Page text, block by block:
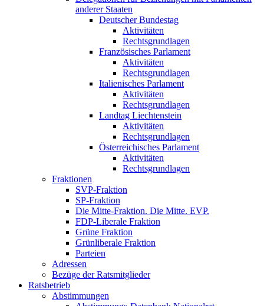
anderer Staaten
Deutscher Bundestag
Aktivitäten
Rechtsgrundlagen
Französisches Parlament
Aktivitäten
Rechtsgrundlagen
Italienisches Parlament
Aktivitäten
Rechtsgrundlagen
Landtag Liechtenstein
Aktivitäten
Rechtsgrundlagen
Österreichisches Parlament
Aktivitäten
Rechtsgrundlagen
Fraktionen
SVP-Fraktion
SP-Fraktion
Die Mitte-Fraktion. Die Mitte. EVP.
FDP-Liberale Fraktion
Grüne Fraktion
Grünliberale Fraktion
Parteien
Adressen
Bezüge der Ratsmitglieder
Ratsbetrieb
Abstimmungen